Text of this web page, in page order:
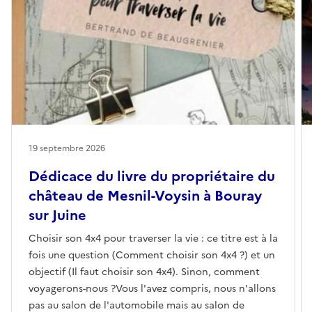
Dédicace du livre du propriétaire du
château de Mesnil-Voysin à Bouray
sur Juine
Choisir son 4x4 pour traverser la vie : ce titre est à la
fois une question (Comment choisir son 4x4 ?) et un
objectif (Il faut choisir son 4x4). Sinon, comment
voyagerons-nous ?Vous l'avez compris, nous n'allons
pas au salon de l'automobile mais au salon de
19 septembre 2026